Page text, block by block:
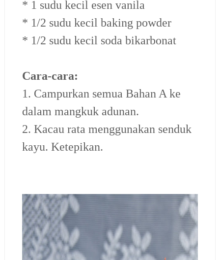
* 1 sudu kecil esen vanila
* 1/2 sudu kecil baking powder
* 1/2 sudu kecil soda bikarbonat
Cara-cara:
1. Campurkan semua Bahan A ke
dalam mangkuk adunan.
2. Kacau rata menggunakan senduk
kayu. Ketepikan.